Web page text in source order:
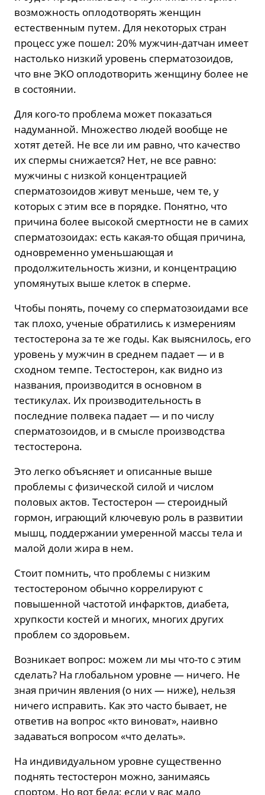
возможность оплодотворять женщин
естественным путем. Для некоторых стран
процесс уже пошел: 20% мужчин-датчан имеет
настолько низкий уровень сперматозоидов,
что вне ЭКО оплодотворить женщину более не
в состоянии.
Для кого-то проблема может показаться
надуманной. Множество людей вообще не
хотят детей. Не все ли им равно, что качество
их спермы снижается? Нет, не все равно:
мужчины с низкой концентрацией
сперматозоидов живут меньше, чем те, у
которых с этим все в порядке. Понятно, что
причина более высокой смертности не в самих
сперматозоидах: есть какая-то общая причина,
одновременно уменьшающая и
продолжительность жизни, и концентрацию
упомянутых выше клеток в сперме.
Чтобы понять, почему со сперматозоидами все
так плохо, ученые обратились к измерениям
тестостерона за те же годы. Как выяснилось, его
уровень у мужчин в среднем падает — и в
сходном темпе. Тестостерон, как видно из
названия, производится в основном в
тестикулах. Их производительность в
последние полвека падает — и по числу
сперматозоидов, и в смысле производства
тестостерона.
Это легко объясняет и описанные выше
проблемы с физической силой и числом
половых актов. Тестостерон — стероидный
гормон, играющий ключевую роль в развитии
мышц, поддержании умеренной массы тела и
малой доли жира в нем.
Стоит помнить, что проблемы с низким
тестостероном обычно коррелируют с
повышенной частотой инфарктов, диабета,
хрупкости костей и многих, многих других
проблем со здоровьем.
Возникает вопрос: можем ли мы что-то с этим
сделать? На глобальном уровне — ничего. Не
зная причин явления (о них — ниже), нельзя
ничего исправить. Как это часто бывает, не
ответив на вопрос «кто виноват», наивно
задаваться вопросом «что делать».
На индивидуальном уровне существенно
поднять тестостерон можно, занимаясь
спортом. Но вот беда: если у вас мало